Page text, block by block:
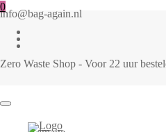
0
info@bag-again.nl
Zero Waste Shop - Voor 22 uur